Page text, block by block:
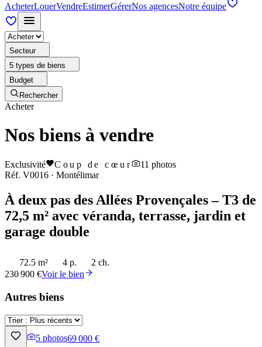
AcheterLouerVendreEstimerGérerNos agencesNotre équipe
Secteur
5 types de biens
Budget
Rechercher
Acheter
Nos biens à vendre
Exclusivité Coup de cœur 11 photos
Réf. V0016 · Montélimar
À deux pas des Allées Provençales – T3 de
72,5 m² avec véranda, terrasse, jardin et
garage double
72.5 m² 4 p.
2 ch.
230 900 €Voir le bien
Autres biens
5 photos69 000 €